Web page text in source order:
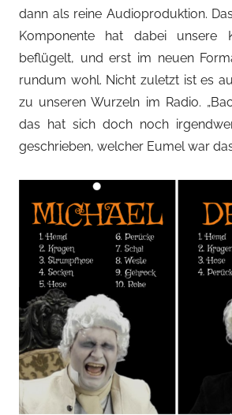
dann als reine Audioproduktion.
Komponente hat dabei unsere
beflügelt, und erst im neuen
rundum wohl. Nicht zuletzt ist es
zu unseren Wurzeln im Radio.
das hat sich doch noch
geschrieben, welcher Eumel war